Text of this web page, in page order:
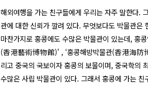
해외여행을 가는 친구들에게 우리는 자주 말한다.
관에 대한 신뢰가 깔려 있다. 무엇보다도 박물관
마찬가지로 홍콩에도 수많은 박물관이 있는데, 홍
(香港藝術博物館)' , ‘홍콩해방박물관(香港海防
리고 중국의 국보이자 홍콩의 보물이며, 중국학
수많은 사립 박물관이 있다. 그래서 홍콩에 가는 친